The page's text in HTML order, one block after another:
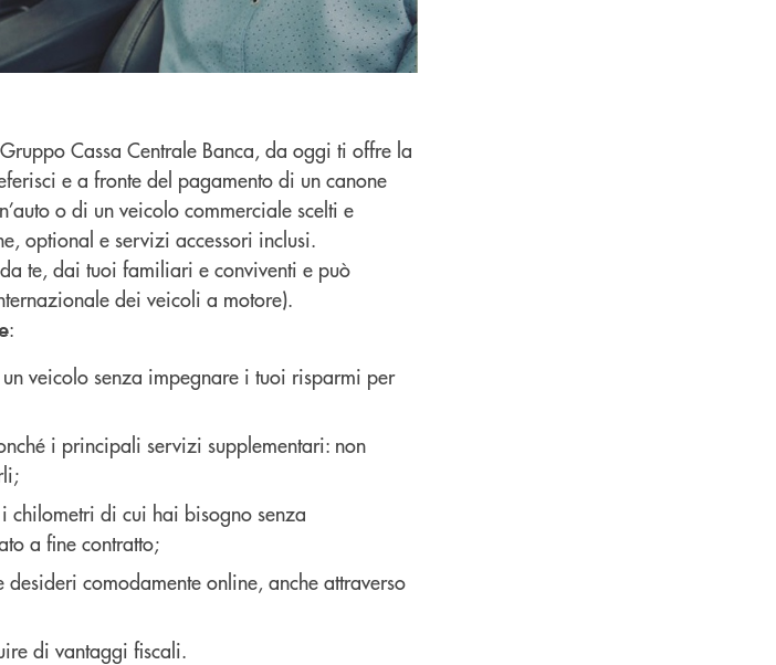
Cassa Centrale Banca, da oggi ti offre la
e a fronte del pagamento di un canone
o di un veicolo commerciale scelti e
optional e servizi accessori inclusi.
te, dai tuoi familiari e conviventi e può
dei veicoli a motore).
:
veicolo senza impegnare i tuoi risparmi per
i principali servizi supplementari: non
chilometri di cui hai bisogno senza
a fine contratto;
comodamente online, anche attraverso
di vantaggi fiscali.